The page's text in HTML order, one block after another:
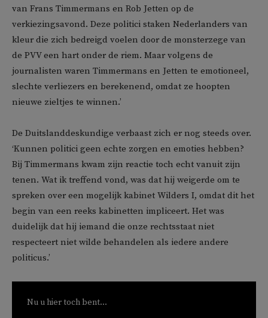
van Frans Timmermans en Rob Jetten op de
verkiezingsavond. Deze politici staken Nederlanders van
kleur die zich bedreigd voelen door de monsterzege van
de PVV een hart onder de riem. Maar volgens de
journalisten waren Timmermans en Jetten te emotioneel,
slechte verliezers en berekenend, omdat ze hoopten
nieuwe zieltjes te winnen.’
De Duitslanddeskundige verbaast zich er nog steeds over.
‘Kunnen politici geen echte zorgen en emoties hebben?
Bij Timmermans kwam zijn reactie toch echt vanuit zijn
tenen. Wat ik treffend vond, was dat hij weigerde om te
spreken over een mogelijk kabinet Wilders I, omdat dit het
begin van een reeks kabinetten impliceert. Het was
duidelijk dat hij iemand die onze rechtsstaat niet
respecteert niet wilde behandelen als iedere andere
politicus.’
Nu u hier toch bent...